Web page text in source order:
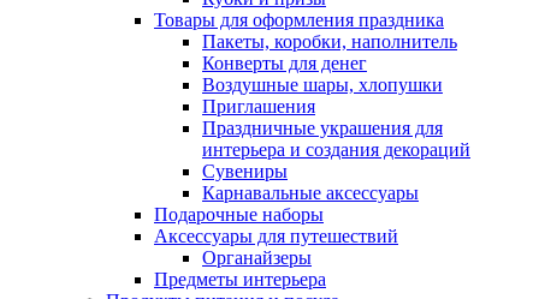
Товары для оформления праздника
Пакеты, коробки, наполнитель
Конверты для денег
Воздушные шары, хлопушки
Приглашения
Праздничные украшения для
интерьера и создания декораций
Сувениры
Карнавальные аксессуары
Подарочные наборы
Аксессуары для путешествий
Органайзеры
Предметы интерьера